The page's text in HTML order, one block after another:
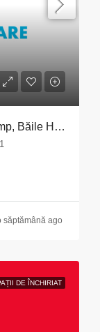
Spațiu comercial de închiriat – 103 mp, Băile Herculane
săptămână ago
DE ÎNCHIRIAT